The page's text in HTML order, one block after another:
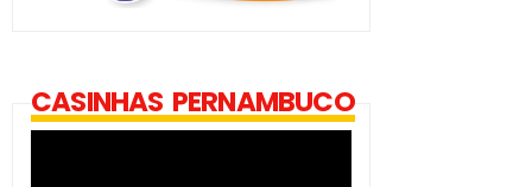
CASINHAS PERNAMBUCO